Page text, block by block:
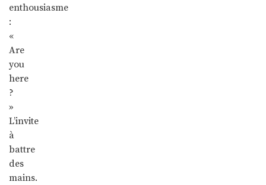
enthousiasme
:
«
Are
you
here
?
»
L’invite
à
battre
des
mains.